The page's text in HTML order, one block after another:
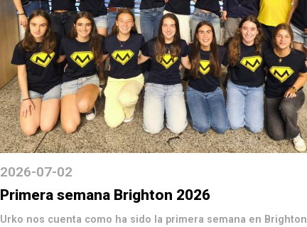
2026-07-02
Primera semana Brighton 2026
Urko nos cuenta como ha sido la primera semana en Brighton